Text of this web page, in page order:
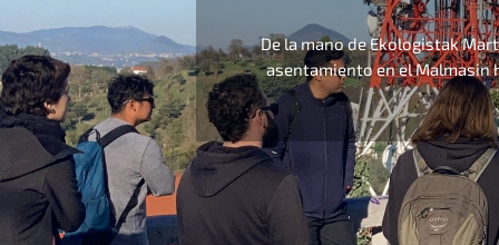
De la mano de Ekologistak
asentamiento en el Malmasin